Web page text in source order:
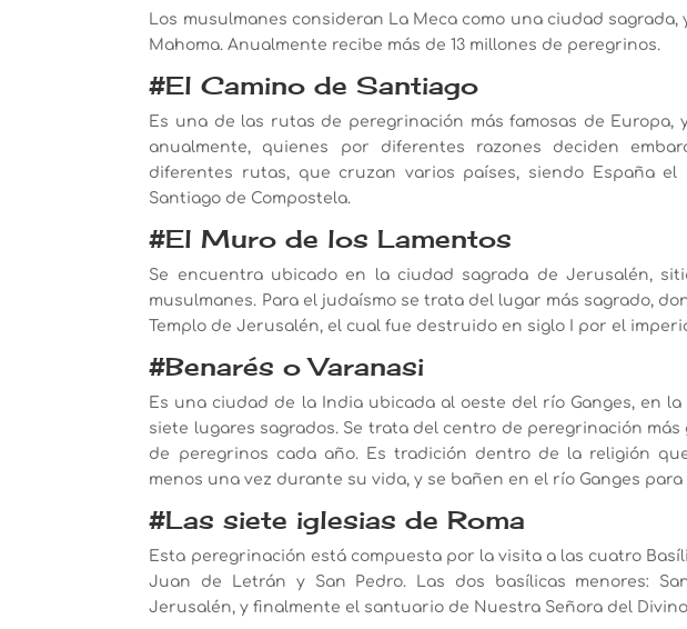
Los musulmanes consideran La Meca como una ciudad
Mahoma. Anualmente recibe más de 13 millones de peregrinos.
#El Camino de Santiago
Es una de las rutas de peregrinación más famosas de
anualmente, quienes por diferentes razones deciden
diferentes rutas, que cruzan varios países, siendo España
Santiago de Compostela.
#El Muro de los Lamentos
Se encuentra ubicado en la ciudad sagrada de Jerusalén,
musulmanes. Para el judaísmo se trata del lugar más sagrado,
Templo de Jerusalén, el cual fue destruido en siglo I por el
#Benarés o Varanasi
Es una ciudad de la India ubicada al oeste del río Ganges, en
siete lugares sagrados. Se trata del centro de peregrinación
de peregrinos cada año. Es tradición dentro de la religión
menos una vez durante su vida, y se bañen en el río Ganges
#Las siete iglesias de Roma
Esta peregrinación está compuesta por la visita a las cuatro
Juan de Letrán y San Pedro. Las dos basílicas menores:
Jerusalén, y finalmente el santuario de Nuestra Señora del Divino